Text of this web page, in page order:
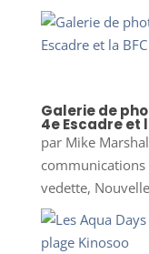
Galerie de
4e Escadre et
par Mike
communications
vedette,